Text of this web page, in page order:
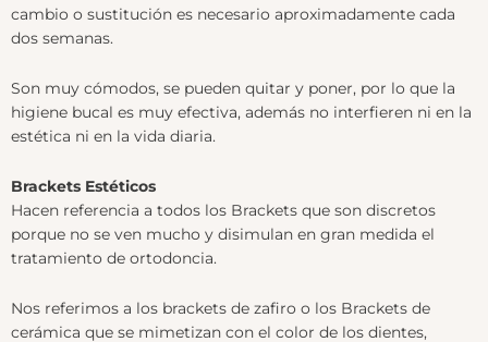
cambio o sustitución es necesario aproximadamente cada
dos semanas.
Son muy cómodos, se pueden quitar y poner, por lo que la
higiene bucal es muy efectiva, además no interfieren ni en la
estética ni en la vida diaria.
Brackets Estéticos
Hacen referencia a todos los Brackets que son discretos
porque no se ven mucho y disimulan en gran medida el
tratamiento de ortodoncia.
Nos referimos a los brackets de zafiro o los Brackets de
cerámica que se mimetizan con el color de los dientes,